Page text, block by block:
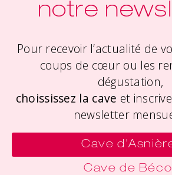
notre
Pour recevoir l’actualité de
coups de cœur ou les
dégustation,
choississez la cave et
newsletter
Cave
Cave de